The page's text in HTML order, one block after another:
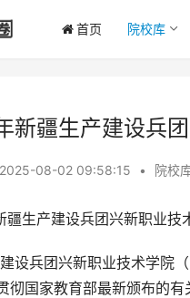
首页 院校库
新疆生产建设兵
2025-08-02 09:58:15 • 院校
疆生产建设兵团兴新职业技
彻国家教育部最新颁布的